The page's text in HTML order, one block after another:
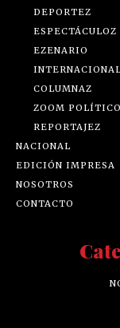
DEPORTEZ
ESPECTÁCULOZ
EZENARIO
INTERNACIONAL
COLUMNAZ
ZOOM POLÍTICO
REPORTAJEZ
NACIONAL
EDICIÓN IMPRESA
NOSOTROS
CONTACTO